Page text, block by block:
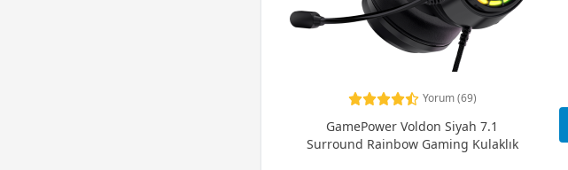
Yorum (69)
GamePower Voldon Siyah 7.1
Surround Rainbow Gaming Kulaklık